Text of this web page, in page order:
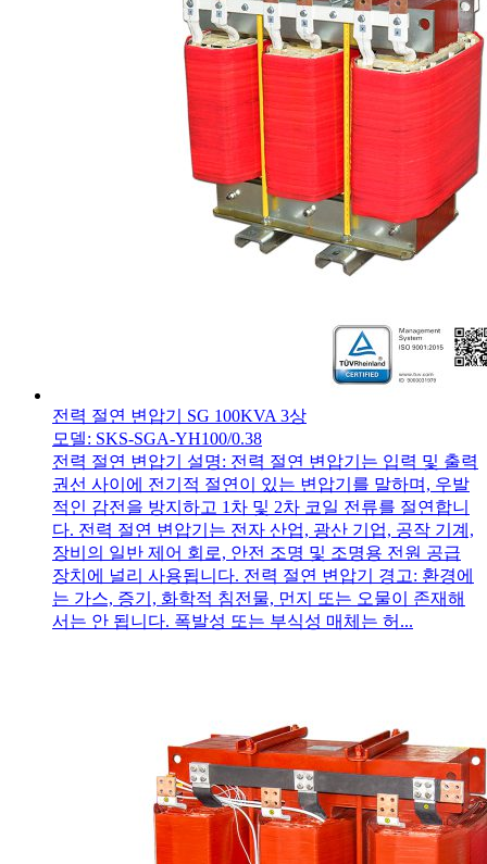
전력 절연 변압기 SG 100KVA 3상
모델: SKS-SGA-YH100/0.38
전력 절연 변압기 설명: 전력 절연 변압기는 입력 및 출력
권선 사이에 전기적 절연이 있는 변압기를 말하며, 우발
적인 감전을 방지하고 1차 및 2차 코일 전류를 절연합니
다. 전력 절연 변압기는 전자 산업, 광산 기업, 공작 기계,
장비의 일반 제어 회로, 안전 조명 및 조명용 전원 공급
장치에 널리 사용됩니다. 전력 절연 변압기 경고: 환경에
는 가스, 증기, 화학적 침전물, 먼지 또는 오물이 존재해
서는 안 됩니다. 폭발성 또는 부식성 매체는 허...